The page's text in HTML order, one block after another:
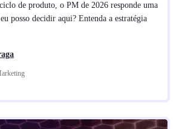
de produto, o PM de 2026 responde uma
posso decidir aqui? Entenda a estratégia